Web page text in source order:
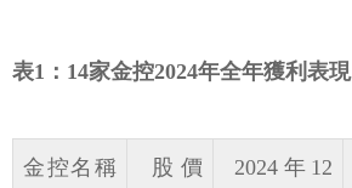
表1：14家金控2024年全年獲利表現
金控名稱
股價
2024年12